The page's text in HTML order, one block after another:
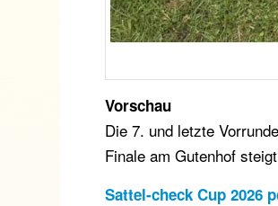
Vorschau
Die 7. und letzte
Finale am Gutenhof
Sattel-check Cup 2026